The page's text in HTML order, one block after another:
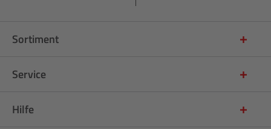
Sortiment
Service
Hilfe